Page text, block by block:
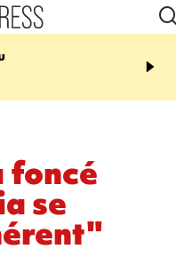
14:23
massif de migrants, la
foncé
se